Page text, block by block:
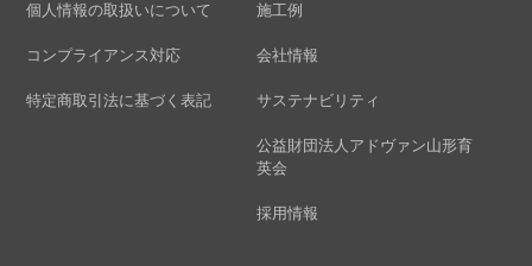
個人情報の取扱いについて
コンプライアンス対応
特定商取引法に基づく表記
施工例
会社情報
サステナビリティ
公益財団法人アドヴァン山形育
英会
採用情報